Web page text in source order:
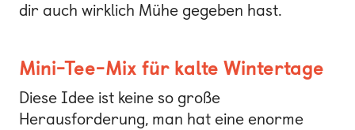
dir auch wirklich Mühe gegeben hast.
Mini-Tee-Mix für kalte Wintertage
Diese Idee ist keine so große
Herausforderung, man hat eine enorme